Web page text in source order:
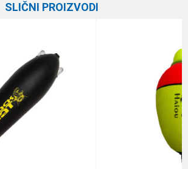
koliko je 2 + 3 :
SLIČNI PROIZVODI